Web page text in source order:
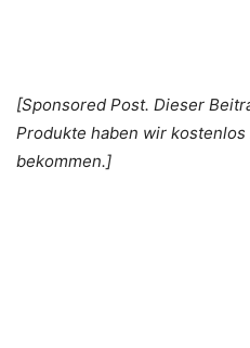
[Sponsored Post. Dieser
Produkte haben wir
bekommen.]